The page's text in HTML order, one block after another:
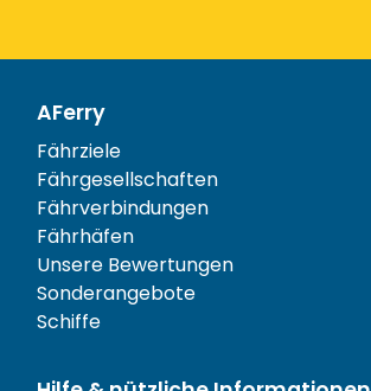
AFerry
Fährziele
Fährgesellschaften
Fährverbindungen
Fährhäfen
Unsere Bewertungen
Sonderangebote
Schiffe